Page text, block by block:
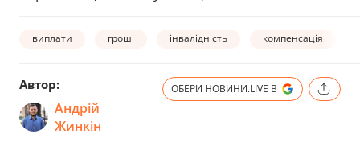
виплати гроші інвалідність компенсація
Автор:
Андрій
Жинкін
ОБЕРИ НОВИНИ.LIVE В